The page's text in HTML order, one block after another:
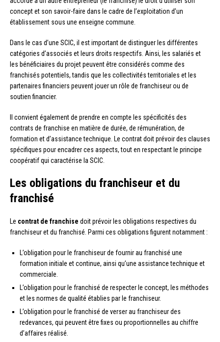
concept et son savoir-faire dans le cadre de l’exploitation d’un
établissement sous une enseigne commune.
Dans le cas d’une SCIC, il est important de distinguer les différentes
catégories d’associés et leurs droits respectifs. Ainsi, les salariés et
les bénéficiaires du projet peuvent être considérés comme des
franchisés potentiels, tandis que les collectivités territoriales et les
partenaires financiers peuvent jouer un rôle de franchiseur ou de
soutien financier.
Il convient également de prendre en compte les spécificités des
contrats de franchise en matière de durée, de rémunération, de
formation et d’assistance technique. Le contrat doit prévoir des clauses
spécifiques pour encadrer ces aspects, tout en respectant le principe
coopératif qui caractérise la SCIC.
Les obligations du franchiseur et du
franchisé
Le contrat de franchise doit prévoir les obligations respectives du
franchiseur et du franchisé. Parmi ces obligations figurent notamment :
L’obligation pour le franchiseur de fournir au franchisé une
formation initiale et continue, ainsi qu’une assistance technique et
commerciale.
L’obligation pour le franchisé de respecter le concept, les méthodes
et les normes de qualité établies par le franchiseur.
L’obligation pour le franchisé de verser au franchiseur des
redevances, qui peuvent être fixes ou proportionnelles au chiffre
d’affaires réalisé.